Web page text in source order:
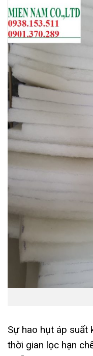
Sự hao hụt áp suất
thời gian lọc hạn